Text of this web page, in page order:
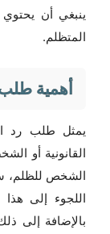
ينبغي أن
المتظلم.
أهمية طلب
يمثل طلب رد
القانونية أو
الشخص للظلم،
اللجوء إلى
بالإضافة إلى